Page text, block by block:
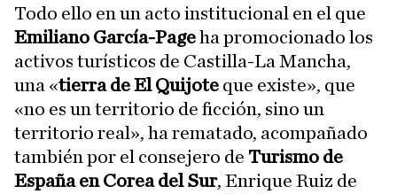
Todo ello en un acto institucional en el que
Emiliano García-Pageha promocionado los
activos turísticos de Castilla-La Mancha,
una «tierra de El Quijote que existe», que
«no es un territorio de ficción, sino un
territorio real», ha rematado, acompañado
también por el consejero de Turismo de
España en Corea del Sur, Enrique Ruiz de